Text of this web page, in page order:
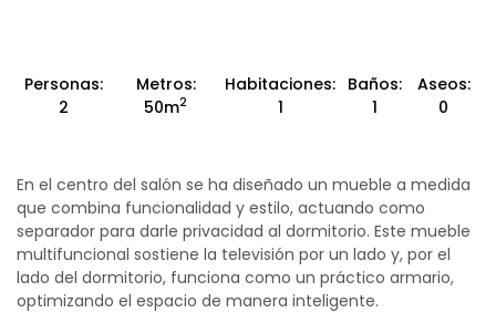
Personas:
2
Metros:
50m2
Habitaciones:
1
Baños:
1
Aseos:
0
En el centro del salón se ha diseñado un mueble a medida
que combina funcionalidad y estilo, actuando como
separador para darle privacidad al dormitorio. Este mueble
multifuncional sostiene la televisión por un lado y, por el
lado del dormitorio, funciona como un práctico armario,
optimizando el espacio de manera inteligente.